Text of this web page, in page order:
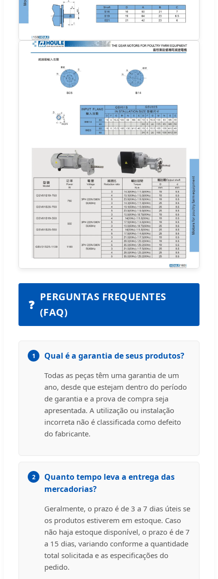
❓
PERGUNTAS FREQUENTES
(FAQ)
1 Qual é a garantia de seus produtos?
Todas as peças têm uma garantia de um
ano, desde que estejam dentro do período
de garantia e a prova de compra seja
apresentada. A utilização ou instalação
incorreta não é classificada como defeito
do fabricante.
2
Quanto tempo leva a entrega das
mercadorias?
Geralmente, o prazo é de 3 a 7 dias úteis se
os produtos estiverem em estoque. Caso
não haja estoque disponível, o prazo é de 7
a 15 dias, variando conforme a quantidade
total solicitada e as especificações do
pedido.